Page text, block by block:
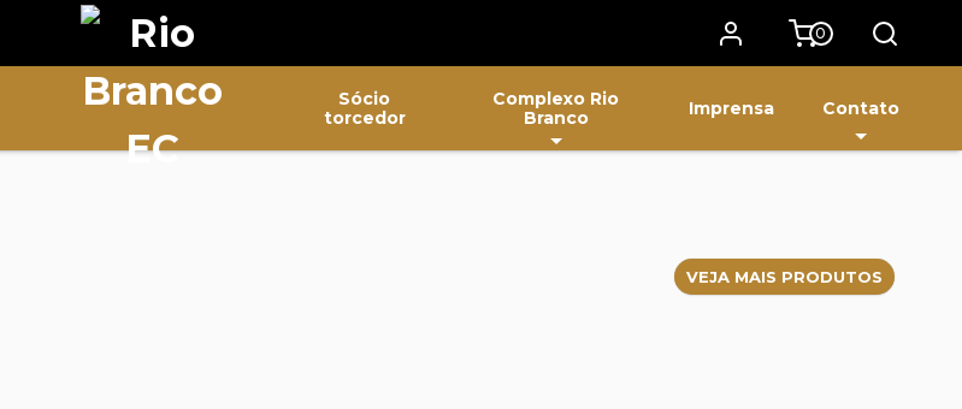
0
Sócio
torcedor
Complexo Rio
Branco
Imprensa Contato
VEJA MAIS PRODUTOS